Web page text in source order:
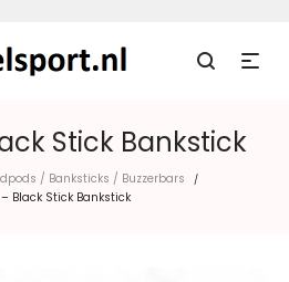
Stick Bankstick
/ Banksticks / Buzzerbars /
Black Stick Bankstick